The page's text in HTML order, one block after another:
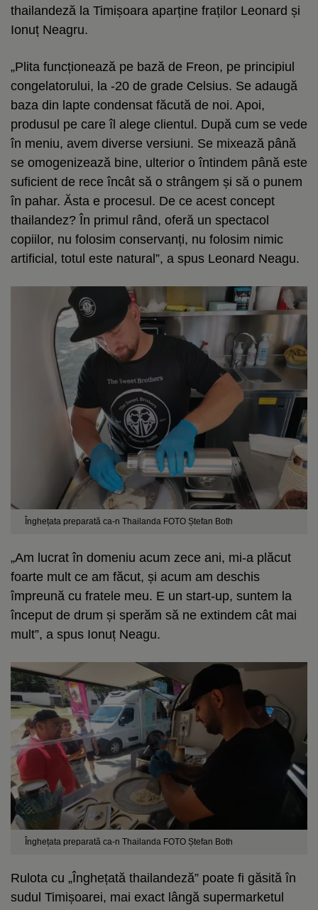
thailandeză la Timișoara aparține fraților Leonard și
Ionuț Neagru.
„Plita funcționează pe bază de Freon, pe principiul
congelatorului, la -20 de grade Celsius. Se adaugă
baza din lapte condensat făcută de noi. Apoi,
produsul pe care îl alege clientul. După cum se vede
în meniu, avem diverse versiuni. Se mixează până
se omogenizează bine, ulterior o întindem până este
suficient de rece încât să o strângem și să o punem
în pahar. Ăsta e procesul. De ce acest concept
thailandez? În primul rând, oferă un spectacol
copiilor, nu folosim conservanți, nu folosim nimic
artificial, totul este natural”, a spus Leonard Neagu.
Înghețata preparată ca-n Thailanda FOTO Ștefan Both
„Am lucrat în domeniu acum zece ani, mi-a plăcut
foarte mult ce am făcut, și acum am deschis
împreună cu fratele meu. E un start-up, suntem la
început de drum și sperăm să ne extindem cât mai
mult”, a spus Ionuț Neagu.
Înghețata preparată ca-n Thailanda FOTO Ștefan Both
Rulota cu „Înghețată thailandeză” poate fi găsită în
sudul Timișoarei, mai exact lângă supermarketul